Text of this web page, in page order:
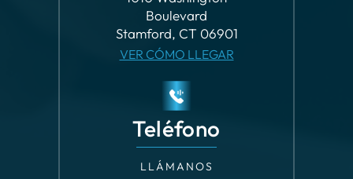
Teléfono
LLÁMANOS
(203) 862-8699